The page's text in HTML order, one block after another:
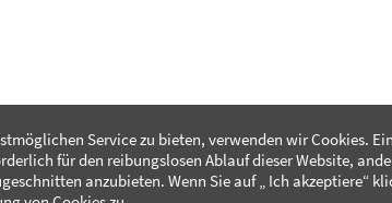
Service zu bieten, verwenden wir Cookies.
für den reibungslosen Ablauf dieser Website,
anzubieten. Wenn Sie auf „ Ich akzeptiere“